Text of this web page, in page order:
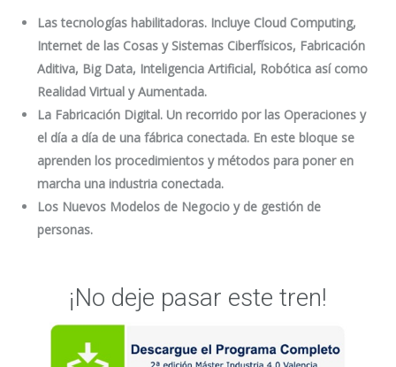
Las tecnologías habilitadoras. Incluye Cloud Computing,
Internet de las Cosas y Sistemas Ciberfísicos, Fabricación
Aditiva, Big Data, Inteligencia Artificial, Robótica así como
Realidad Virtual y Aumentada.
La Fabricación Digital. Un recorrido por las Operaciones y
el día a día de una fábrica conectada. En este bloque se
aprenden los procedimientos y métodos para poner en
marcha una industria conectada.
Los Nuevos Modelos de Negocio y de gestión de
personas.
¡No deje pasar este tren!